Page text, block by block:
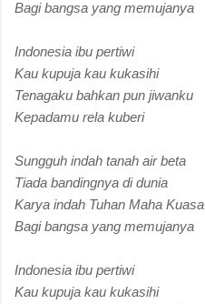
Bagi bangsa yang memujanya
Indonesia ibu pertiwi
Kau kupuja kau kukasihi
Tenagaku bahkan pun jiwanku
Kepadamu rela kuberi
Sungguh indah tanah air beta
Tiada bandingnya di dunia
Karya indah Tuhan Maha Kuasa
Bagi bangsa yang memujanya
Indonesia ibu pertiwi
Kau kupuja kau kukasihi